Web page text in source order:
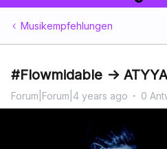
Musikempfehlungen
#Flowmidable -> ATYYA
Forum|Forum|4 years ago 0